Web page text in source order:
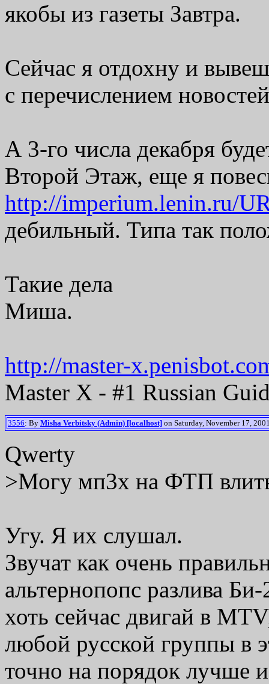
якобы из газеты Завтра.
Сейчас я отдохну и
с перечислением
А 3-го числа декабря
Второй Этаж, еще я
http://imperium.lenin.ru/
дебильный. Типа так
Такие дела
Миша.
http://master-
Master X - #1 Russian
3556: By Misha Verbitsky (Admin) [localhost] on Saturday, November 17,
Qwerty
>Могу мп3х на ФТП
Угу. Я их слушал.
Звучат как очень
альтернопопс разлива
хоть сейчас двигай в
любой русской группы в
точно на порядок лучше